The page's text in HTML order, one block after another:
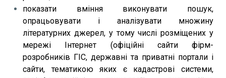
показати вміння виконувати пошук,
опрацьовувати і аналізувати множину
літературних джерел, у тому числі розміщених у
мережі Інтернет (офіційні сайти фірм-
розробників ГІС, державні та приватні портали і
сайти, тематикою яких є кадастрові системи,